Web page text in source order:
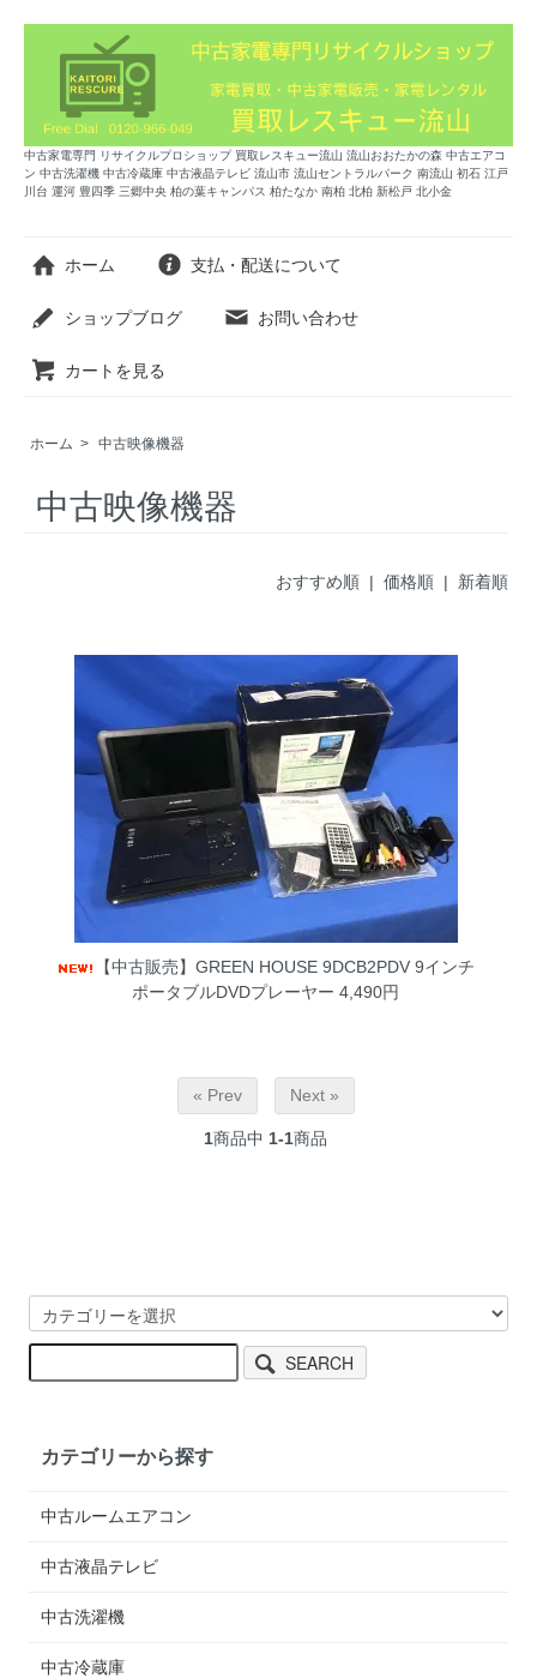
中古家電専門 リサイクルプロショップ 買取レスキュー流山 流山おおたかの森 中古エアコ
ン 中古洗濯機 中古冷蔵庫 中古液晶テレビ 流山市 流山セントラルパーク 南流山 初石 江戸
川台 運河 豊四季 三郷中央 柏の葉キャンパス 柏たなか 南柏 北柏 新松戸 北小金
ホーム 支払・配送について
ショップブログ お問い合わせ
カートを見る
ホーム > 中古映像機器
中古映像機器
おすすめ順| 価格順| 新着順
【中古販売】GREEN HOUSE 9DCB2PDV 9インチ
ポータブルDVDプレーヤー 4,490円
« Prev Next »
1商品中 1-1商品
SEARCH
カテゴリーから探す
中古ルームエアコン
中古液晶テレビ
中古洗濯機
中古冷蔵庫